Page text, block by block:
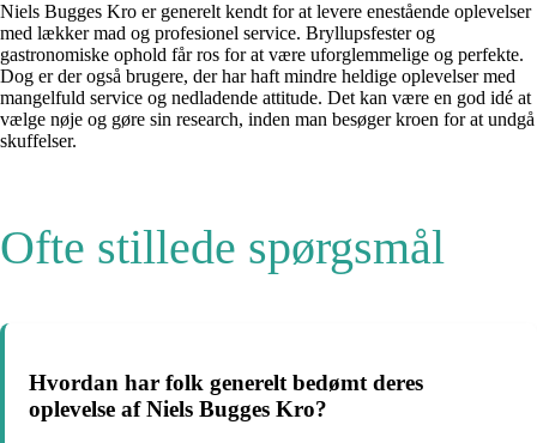
Niels Bugges Kro er generelt kendt for at levere enestående oplevelser
med lækker mad og profesionel service. Bryllupsfester og
gastronomiske ophold får ros for at være uforglemmelige og perfekte.
Dog er der også brugere, der har haft mindre heldige oplevelser med
mangelfuld service og nedladende attitude. Det kan være en god idé at
vælge nøje og gøre sin research, inden man besøger kroen for at undgå
skuffelser.
Ofte stillede spørgsmål
Hvordan har folk generelt bedømt deres
oplevelse af Niels Bugges Kro?